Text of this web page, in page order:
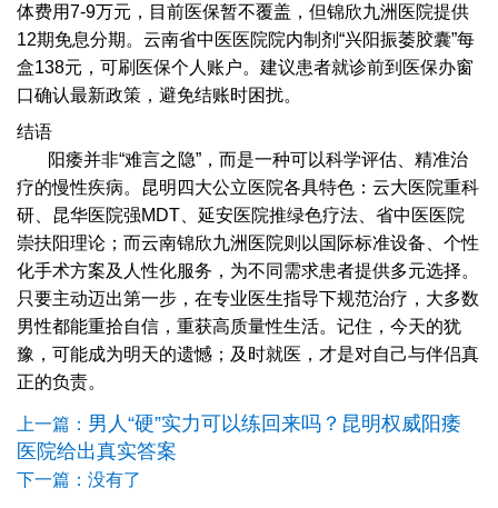
体费用7-9万元，目前医保暂不覆盖，但锦欣九洲医院提供
12期免息分期。云南省中医医院院内制剂“兴阳振萎胶囊”每
盒138元，可刷医保个人账户。建议患者就诊前到医保办窗
口确认最新政策，避免结账时困扰。
结语
阳痿并非“难言之隐”，而是一种可以科学评估、精准治
疗的慢性疾病。昆明四大公立医院各具特色：云大医院重科
研、昆华医院强MDT、延安医院推绿色疗法、省中医医院
崇扶阳理论；而云南锦欣九洲医院则以国际标准设备、个性
化手术方案及人性化服务，为不同需求患者提供多元选择。
只要主动迈出第一步，在专业医生指导下规范治疗，大多数
男性都能重拾自信，重获高质量性生活。记住，今天的犹
豫，可能成为明天的遗憾；及时就医，才是对自己与伴侣真
正的负责。
上一篇： 男人“硬”实力可以练回来吗？昆明权威阳痿
医院给出真实答案
下一篇：没有了